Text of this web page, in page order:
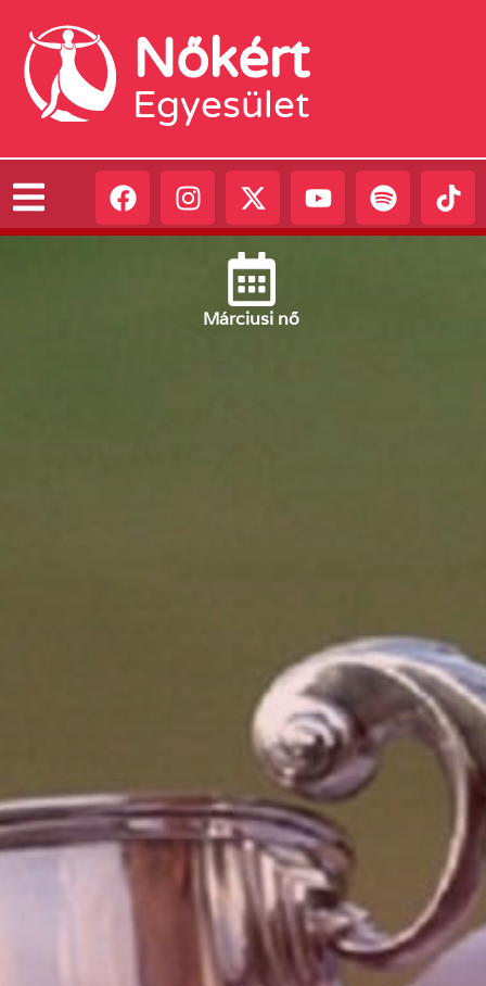
Nőkért
Egyesület
Márciusi nő